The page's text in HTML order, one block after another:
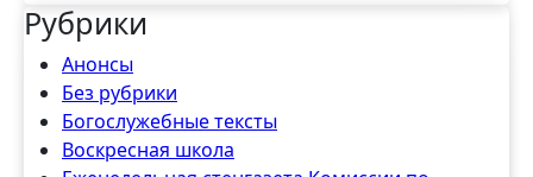
Рубрики
Анонсы
Без рубрики
Богослужебные тексты
Воскресная школа